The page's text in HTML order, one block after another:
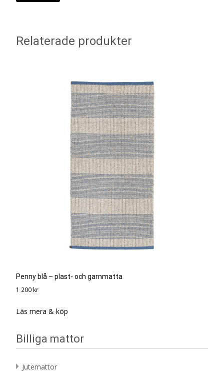
Relaterade produkter
Penny blå – plast- och garnmatta
1 200 kr
Läs mera & köp
Billiga mattor
Jutemattor